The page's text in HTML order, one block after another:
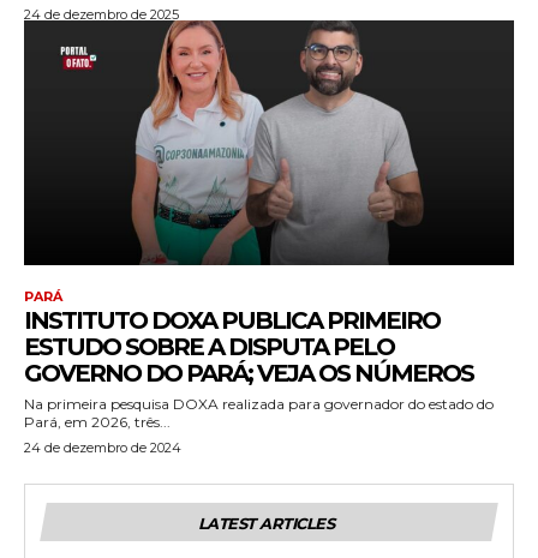
24 de dezembro de 2025
PARÁ
INSTITUTO DOXA PUBLICA PRIMEIRO
ESTUDO SOBRE A DISPUTA PELO
GOVERNO DO PARÁ; VEJA OS NÚMEROS
Na primeira pesquisa DOXA realizada para governador do estado do
Pará, em 2026, três...
24 de dezembro de 2024
LATEST ARTICLES